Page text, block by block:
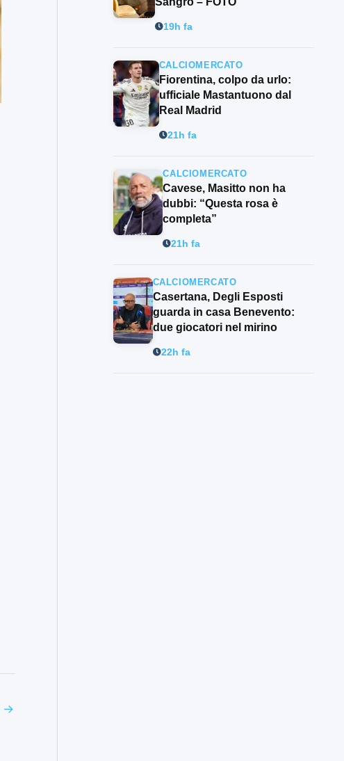
→
19h fa
CALCIOMERCATO
Fiorentina, colpo da urlo:
ufficiale Mastantuono dal
Real Madrid
21h fa
CALCIOMERCATO
Cavese, Masitto non ha
dubbi: “Questa rosa è
completa”
21h fa
CALCIOMERCATO
Casertana, Degli Esposti
guarda in casa Benevento:
due giocatori nel mirino
22h fa